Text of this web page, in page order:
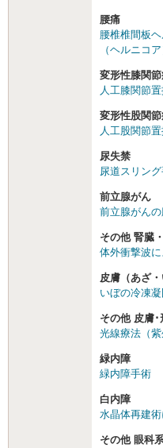
腰痛
腰椎椎間板
（ヘルニコア
変形性膝関
人工膝関節
変形性股関
人工股関節
尿失禁
尿道スリン
前立腺がん
前立腺がん
その他 腎臓
体外衝撃波に
皮膚（あざ・
いぼの冷凍凝
その他 皮膚
光線療法（紫
緑内障
緑内障手術
白内障
水晶体再建
その他 眼科